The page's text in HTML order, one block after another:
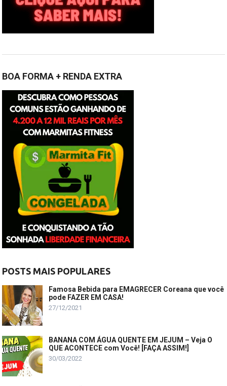
BOA FORMA + RENDA EXTRA
POSTS MAIS POPULARES
Famosa Bebida para EMAGRECER Coreana que você
pode FAZER EM CASA!
27/12/2021
BANANA COM ÁGUA QUENTE EM JEJUM – Veja O
QUE ACONTECE com Você! [FAÇA ASSIM!]
30/03/2022